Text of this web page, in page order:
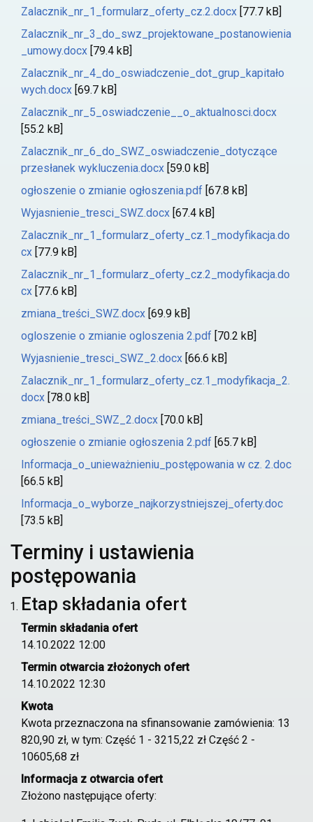
Zalacznik_nr_1_formularz_oferty_cz.2.docx [77.7 kB]
Zalacznik_nr_3_do_swz_projektowane_postanowienia
_umowy.docx [79.4 kB]
Zalacznik_nr_4_do_oswiadczenie_dot_grup_kapitało
wych.docx [69.7 kB]
Zalacznik_nr_5_oswiadczenie__o_aktualnosci.docx
[55.2 kB]
Zalacznik_nr_6_do_SWZ_oswiadczenie_dotyczące
przesłanek wykluczenia.docx [59.0 kB]
ogłoszenie o zmianie ogłoszenia.pdf [67.8 kB]
Wyjasnienie_tresci_SWZ.docx [67.4 kB]
Zalacznik_nr_1_formularz_oferty_cz.1_modyfikacja.do
cx [77.9 kB]
Zalacznik_nr_1_formularz_oferty_cz.2_modyfikacja.do
cx [77.6 kB]
zmiana_treści_SWZ.docx [69.9 kB]
ogloszenie o zmianie ogloszenia 2.pdf [70.2 kB]
Wyjasnienie_tresci_SWZ_2.docx [66.6 kB]
Zalacznik_nr_1_formularz_oferty_cz.1_modyfikacja_2.
docx [78.0 kB]
zmiana_treści_SWZ_2.docx [70.0 kB]
ogłoszenie o zmianie ogłoszenia 2.pdf [65.7 kB]
Informacja_o_unieważnieniu_postępowania w cz. 2.doc
[66.5 kB]
Informacja_o_wyborze_najkorzystniejszej_oferty.doc
[73.5 kB]
Terminy i ustawienia
postępowania
Etap składania ofert
Termin składania ofert
14.10.2022 12:00
Termin otwarcia złożonych ofert
14.10.2022 12:30
Kwota
Kwota przeznaczona na sfinansowanie zamówienia: 13
820,90 zł, w tym: Część 1 - 3215,22 zł Część 2 -
10605,68 zł
Informacja z otwarcia ofert
Złożono następujące oferty: